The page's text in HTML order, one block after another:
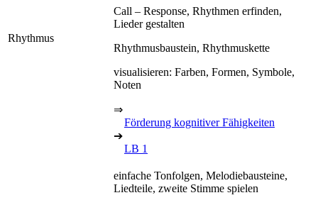
Rhythmus
Call – Response, Rhythmen erfinden,
Lieder gestalten
Rhythmusbaustein, Rhythmuskette
visualisieren: Farben, Formen, Symbole,
Noten
⇒
Förderung kognitiver Fähigkeiten
➔
LB 1
einfache Tonfolgen, Melodiebausteine,
Liedteile, zweite Stimme spielen